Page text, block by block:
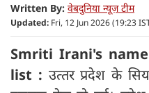
Written By: वेबदुनिया न्यूज़ टीम
Updated: Fri, 12 Jun 2026 (19:23
Smriti Irani's
list : उत्‍तर प्रदेश के